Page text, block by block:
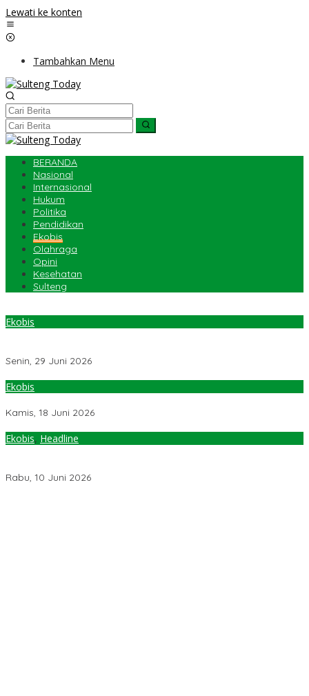
Lewati ke konten
Tambahkan Menu
BERANDA
Nasional
Internasional
Hukum
Politika
Pendidikan
Ekobis
Olahraga
Opini
Kesehatan
Sulteng
Ekobis
Senin, 29 Juni 2026
Ekobis
Kamis, 18 Juni 2026
Ekobis, Headline
Rabu, 10 Juni 2026